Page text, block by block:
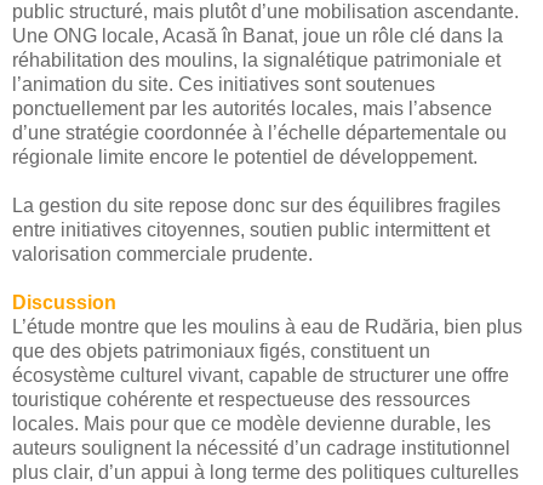
public structuré, mais plutôt d’une mobilisation ascendante.
Une ONG locale, Acasă în Banat, joue un rôle clé dans la
réhabilitation des moulins, la signalétique patrimoniale et
l’animation du site. Ces initiatives sont soutenues
ponctuellement par les autorités locales, mais l’absence
d’une stratégie coordonnée à l’échelle départementale ou
régionale limite encore le potentiel de développement.
La gestion du site repose donc sur des équilibres fragiles
entre initiatives citoyennes, soutien public intermittent et
valorisation commerciale prudente.
Discussion
L’étude montre que les moulins à eau de Rudăria, bien plus
que des objets patrimoniaux figés, constituent un
écosystème culturel vivant, capable de structurer une offre
touristique cohérente et respectueuse des ressources
locales. Mais pour que ce modèle devienne durable, les
auteurs soulignent la nécessité d’un cadrage institutionnel
plus clair, d’un appui à long terme des politiques culturelles